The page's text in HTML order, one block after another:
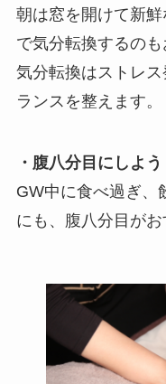
朝は窓を開けて新
で気分転換するのも
気分転換はストレ
ランスを整えます。
・腹八分目にしよう
GW中に食べ過ぎ、
にも、腹八分目がお